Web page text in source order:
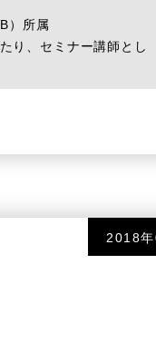
）所属
り、セミナー講師とし
2018年